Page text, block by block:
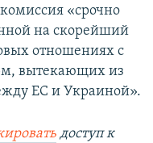
«срочно
на скорейший
отношениях с
вытекающих из
ЕС и Украиной».
доступ к